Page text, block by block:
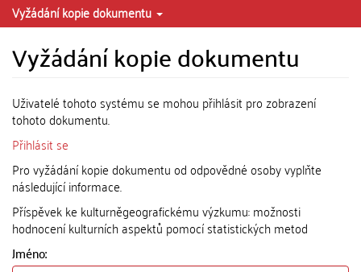
Vyžádání kopie dokumentu
Vyžádání kopie dokumentu
Uživatelé tohoto systému se mohou přihlásit pro zobrazení
tohoto dokumentu.
Přihlásit se
Pro vyžádání kopie dokumentu od odpovědné osoby vyplňte
následující informace.
Příspěvek ke kulturněgeografickému výzkumu: možnosti
hodnocení kulturních aspektů pomocí statistických metod
Jméno: